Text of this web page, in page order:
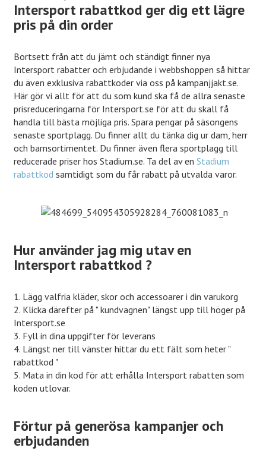
Sportföretaget säljer endast kvalitetsprodukter från kända
sportmärken på som du finner på marknaden.
Intersport rabattkod ger dig ett lägre
pris på din order
Bortsett från att du jämt och ständigt finner nya
Intersport rabatter och erbjudande i webbshoppen så hittar
du även exklusiva rabattkoder via oss på kampanjjakt.se.
Här gör vi allt för att du som kund ska få de allra senaste
prisreduceringarna för Intersport.se för att du skall få
handla till bästa möjliga pris. Spara pengar på säsongens
senaste sportplagg. Du finner allt du tänka dig ur dam, herr
och barnsortimentet. Du finner även flera sportplagg till
reducerade priser hos Stadium.se. Ta del av enStadium
rabattkodsamtidigt som du får rabatt på utvalda varor.
Hur använder jag mig utav en
Intersport rabattkod ?
1. Lägg valfria kläder, skor och accessoarer i din varukorg
2. Klicka därefter på " kundvagnen" längst upp till höger på
Intersport.se
3. Fyll in dina uppgifter för leverans
4. Längst ner till vänster hittar du ett fält som heter "
rabattkod "
5. Mata in din kod för att erhålla Intersport rabatten som
koden utlovar.
Förtur på generösa kampanjer och
erbjudanden